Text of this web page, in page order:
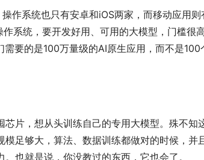
作系统也只有安卓和iOS两家，而移动应用则
系统，要开发好用、可用的大模型，门槛很高
要的是100万量级的AI原生应用，而不是100
片，想从头训练自己的专用大模型。殊不知
足够大，算法、数据训练都做对的时候，并
也就是说，你没教过的东西，它也会了。